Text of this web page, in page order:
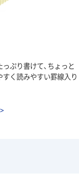
ぷり書けて、ちょっと
く読みやすい罫線入り